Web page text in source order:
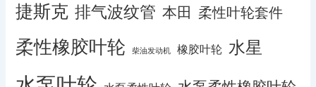
捷斯克 排气波纹管 本田 柔性叶轮套件
柔性橡胶叶轮 柴油发动机 橡胶叶轮 水星